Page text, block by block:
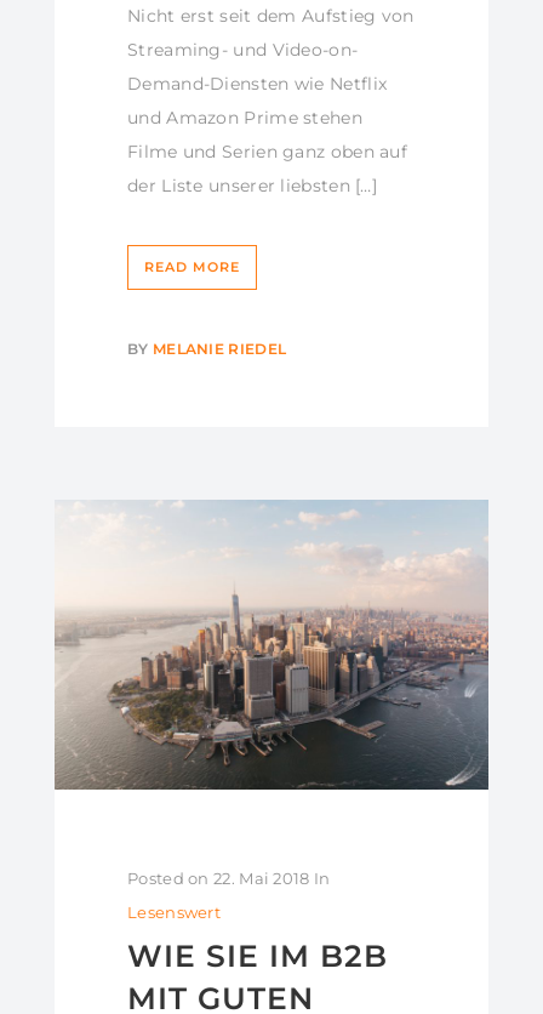
Nicht erst seit dem Aufstieg von
Streaming- und Video-on-
Demand-Diensten wie Netflix
und Amazon Prime stehen
Filme und Serien ganz oben auf
der Liste unserer liebsten […]
READ MORE
BY MELANIE RIEDEL
Posted on 22. Mai 2018 In
Lesenswert
WIE SIE IM B2B
MIT GUTEN